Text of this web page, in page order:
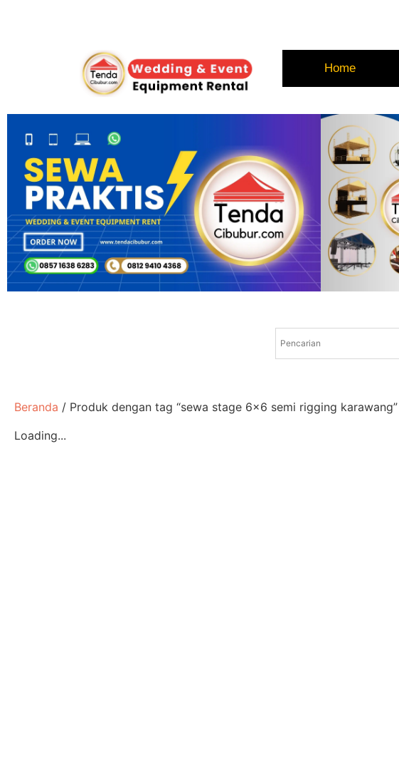
Home
Beranda / Produk dengan tag “sewa stage 6x6 semi rigging karawang”
Loading...